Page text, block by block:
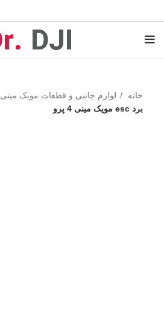
خانه
لوازم جانبی و قطعات مویک مینی 4 پرو
برد esc مویک مینی 4 پرو